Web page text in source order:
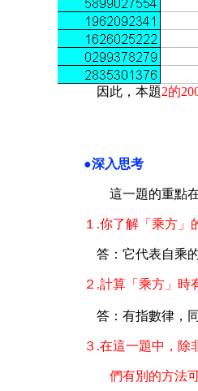
因此，本題2的
●深入思考
這一題的重點
１.你了解「乘方」
答：它代表自乘
２.計算「乘方」時有
答：有指數律，
３.在這一題中，除
們有別的方法可